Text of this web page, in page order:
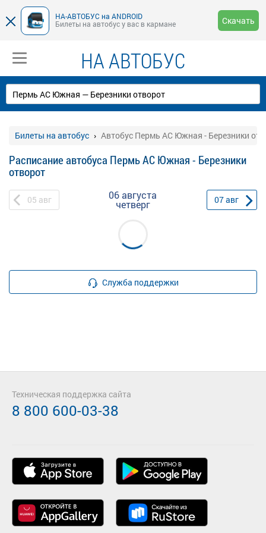
НА-АВТОБУС на ANDROID
Билеты на автобус у вас в кармане
Скачать
НА АВТОБУС
Билеты на автобус Автобус Пермь АС Южная - Березники
Расписание автобуса Пермь АС Южная - Березники
отворот
05 авг 06 августа
четверг 07авг
Служба поддержки
Техническая поддержка сайта
8 800 600-03-38